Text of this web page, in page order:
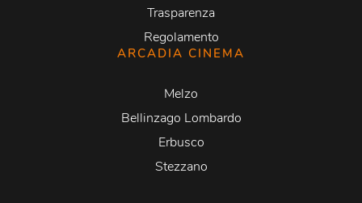
Trasparenza
Regolamento
ARCADIA CINEMA
Melzo
Bellinzago Lombardo
Erbusco
Stezzano